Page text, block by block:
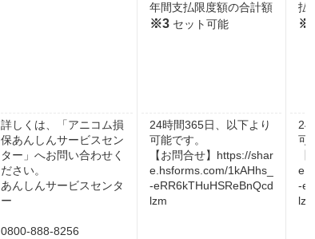
詳しくは、「アニコム損
保あんしんサービスセン
ター」へお問い合わせく
ださい。
あんしんサービスセンタ
ー
0800-888-8256
年間支払限度額の合計額
※3 セット可能
24時間365日、以下より
可能です。
【お問合せ】https://shar
e.hsforms.com/1kAHhs_
-eRR6kTHuHSReBnQcd
lzm
払
24
可
-
lzm